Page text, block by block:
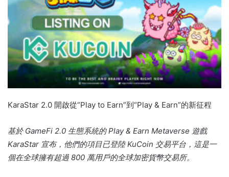
KaraStar 2.0 開啟從“Play to Earn”到“Play & Earn”的新征程
基於 GameFi 2.0 生態系統的 Play & Earn Metaverse 遊戲
KaraStar 宣布，他們的項目已登陸 KuCoin 交易平台，這是一
個在全球擁有超過 800 萬用戶的全球加密貨幣交易所。